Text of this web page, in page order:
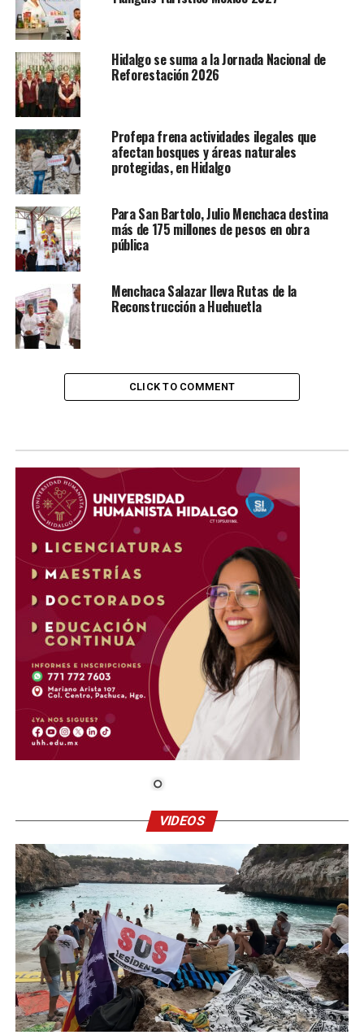
Hidalgo se suma a la Jornada Nacional de
Reforestación 2026
Profepa frena actividades ilegales que
afectan bosques y áreas naturales
protegidas, en Hidalgo
Para San Bartolo, Julio Menchaca destina
más de 175 millones de pesos en obra
pública
Menchaca Salazar lleva Rutas de la
Reconstrucción a Huehuetla
CLICK TO COMMENT
VIDEOS